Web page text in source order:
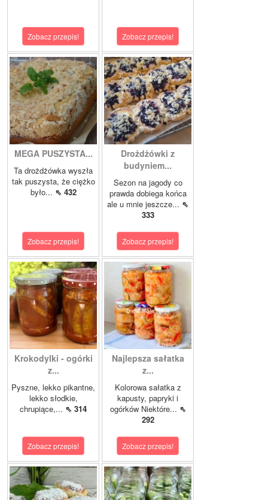
Zobacz przepis! Zobacz przepis!
MEGA PUSZYSTA...
Ta drożdżówka wyszła
tak puszysta, że ciężko
było... ⇖ 432
Zobacz przepis!
Drożdżówki z
budyniem...
Sezon na jagody co
prawda dobiega końca
ale u mnie jeszcze... ⇖
333
Zobacz przepis!
Krokodylki - ogórki
z...
Pyszne, lekko pikantne,
lekko słodkie,
chrupiące,... ⇖ 314
Zobacz przepis!
Najlepsza sałatka
z...
Kolorowa sałatka z
kapusty, papryki i
ogórków Niektóre... ⇖
292
Zobacz przepis!